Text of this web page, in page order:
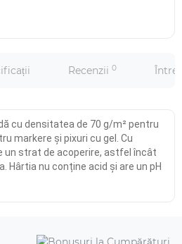
Recenzii 0
cu densitatea de 70 g/m² pentru
markere și pixuri cu gel. Cu
un strat de acoperire, astfel încât
Hârtia nu conține acid și are un pH